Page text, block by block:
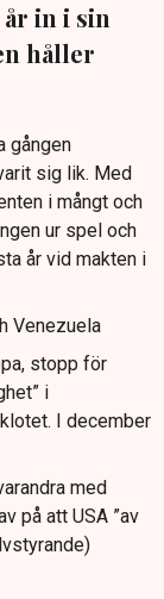
in i sin
håller
gången
sig lik. Med
i mångt och
ur spel och
år vid makten i
Venezuela
stopp för
i
I december
med
på att USA ”av